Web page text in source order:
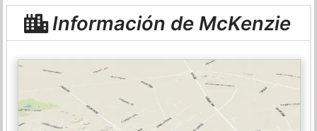
Información de McKenzie